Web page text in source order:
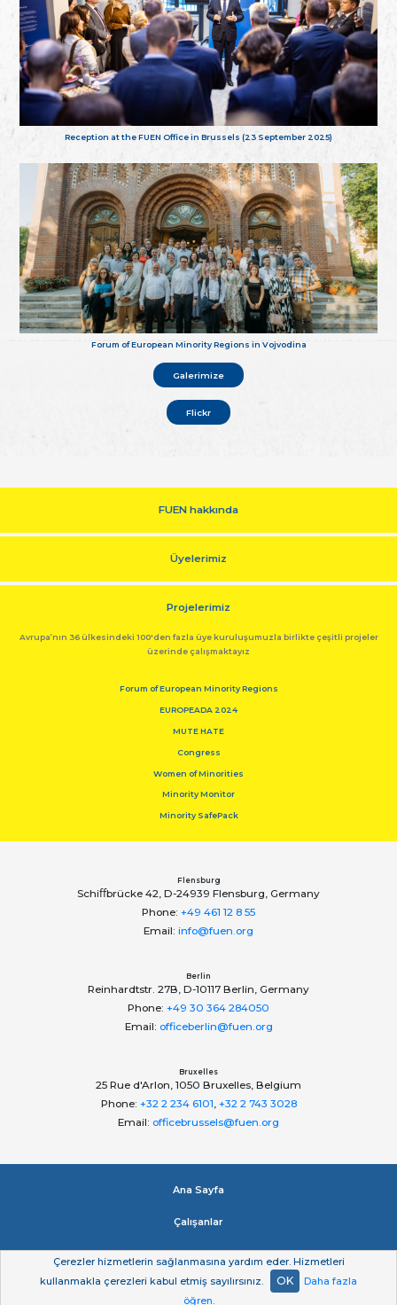
Reception at the FUEN Office in Brussels (23 September 2025)
Forum of European Minority Regions in Vojvodina
Galerimize
Flickr
FUEN hakkında
Üyelerimiz
Projelerimiz
Avrupa’nın 36 ülkesindeki 100'den fazla üye kuruluşumuzla birlikte çeşitli projeler
üzerinde çalışmaktayız
Forum of European Minority Regions
EUROPEADA 2024
MUTE HATE
Congress
Women of Minorities
Minority Monitor
Minority SafePack
Flensburg
Schiﬀbrücke 42, D-24939 Flensburg, Germany
Phone: +49 461 12 8 55
Email: info@fuen.org
Berlin
Reinhardtstr. 27B, D-10117 Berlin, Germany
Phone: +49 30 364 284050
Email: officeberlin@fuen.org
Bruxelles
25 Rue d'Arlon, 1050 Bruxelles, Belgium
Phone: +32 2 234 6101, +32 2 743 3028
Email: officebrussels@fuen.org
Ana Sayfa
Çalışanlar
Impressum
Gizlilik beyan
Çerezler hizmetlerin sağlanmasına yardım eder. Hizmetleri
kullanmakla çerezleri kabul etmiş sayılırsınız.
OK
Daha fazla
öğren.